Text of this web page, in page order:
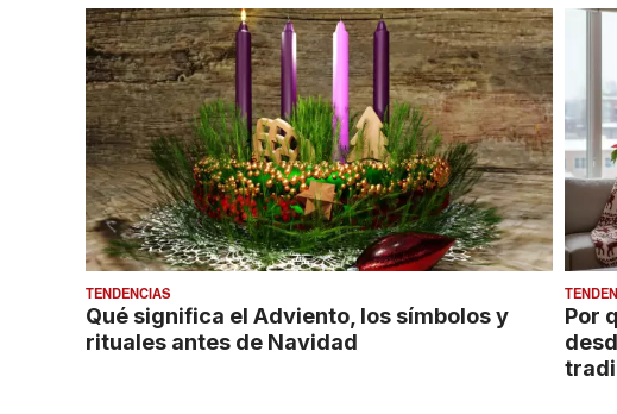
TENDENCIAS
Qué significa el Adviento, los símbolos y
rituales antes de Navidad
Por